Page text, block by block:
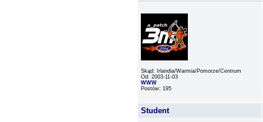
Skąd: Irlandia/Warmia/Pomorze/Centrum
Od: 2003-11-03
WWW
Postów: 195
Student